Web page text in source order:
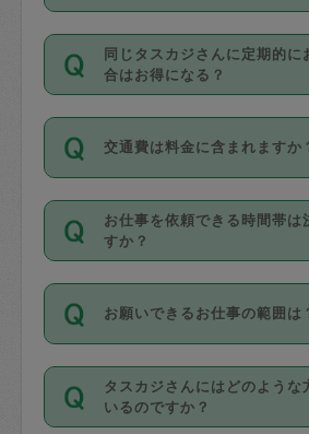
お、3時間を下回っても、
いません。
タスカジさんの価格設定に
があり、レビュー件数、レ
値、などで除々に設定可能
がっていく仕組みになって
お支払方法はクレジットカ
Master／JCB／AMERICAN
Diners Club）のみとなり
を行う際にご入力ください
ル登録時にはご入力いただ
丈夫です。
デビットカード・プリペイ
リカ、au WALLETなど）
銀行振込や現金払いも対応
なお、タスカジさんの交通
金のご請求と合わせてお支
同じタスカジさんに定期的に
合はお得になる？
依頼には「スポット」と「
隔週）」があり、「定期」
ポット」よりお得な料金で
す。
定期の最低利用回数は設け
りに、一定数を超えたキャ
（例：毎週定期の場合は３
ンセルが有償（1200円、隔
は２回以上のキャンセルが
交通費は料金に含まれますか
交通費は依頼料金とは別途
料金のご請求と合わせてお
ます。交通費の金額は「依
お仕事を依頼できる時間帯は
すか？
時間帯は3種類あります。
たり３時間です。
・ＡＭ ９時～１２時
・ＰＭ １３時～１６時
お願いできるお仕事の範囲は
掃除、整理収納、洗濯、買
作り置きです。タスカジさ
タスカジさんにはどのような
いるのですか？